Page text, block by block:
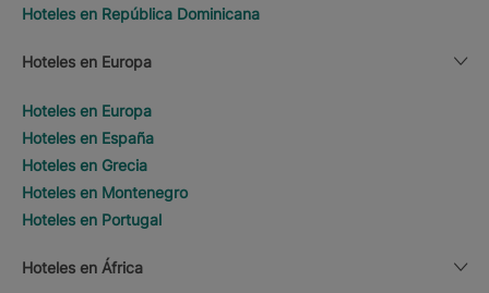
Hoteles en República Dominicana
Hoteles en Europa
Hoteles en Europa
Hoteles en España
Hoteles en Grecia
Hoteles en Montenegro
Hoteles en Portugal
Hoteles en África